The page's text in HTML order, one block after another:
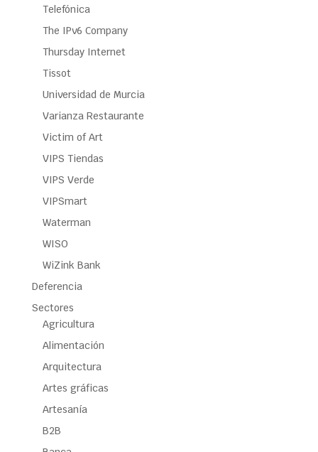
Telefónica
The IPv6 Company
Thursday Internet
Tissot
Universidad de Murcia
Varianza Restaurante
Victim of Art
VIPS Tiendas
VIPS Verde
VIPSmart
Waterman
WISO
WiZink Bank
Deferencia
Sectores
Agricultura
Alimentación
Arquitectura
Artes gráficas
Artesanía
B2B